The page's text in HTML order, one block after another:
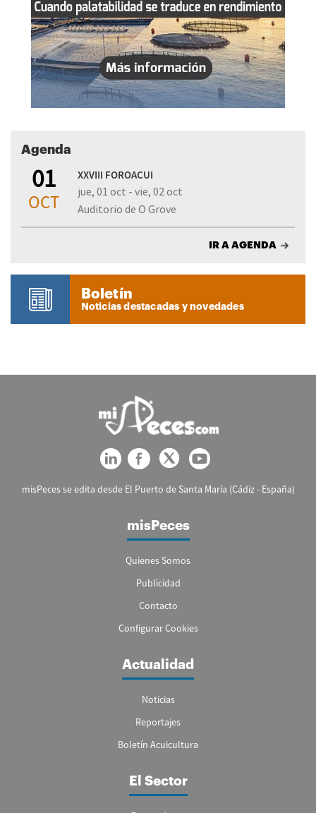
Agenda
01
OCT
XXVIII FOROACUI
jue, 01 oct - vie, 02 oct
Auditorio de O Grove
IR A AGENDA
Boletín
Noticias destacadas y novedades
misPeces se edita desde El Puerto de Santa María (Cádiz - España)
misPeces
Quienes Somos
Publicidad
Contacto
Configurar Cookies
Actualidad
Noticias
Reportajes
Boletín Acuicultura
El Sector